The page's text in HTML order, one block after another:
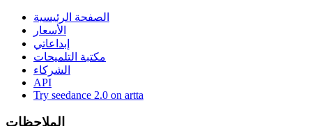
الصفحة الرئيسية
الأسعار
إبداعاتي
مكتبة التلميحات
الشركاء
API
Try seedance 2.0 on artta
الملاحظات